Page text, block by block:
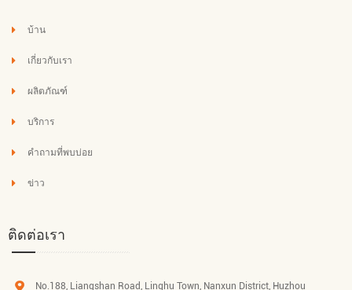
บ้าน
เกี่ยวกับเรา
ผลิตภัณฑ์
บริการ
คำถามที่พบบ่อย
ข่าว
ติดต่อเรา
No.188, Liangshan Road, Linghu Town, Nanxun District, Huzhou